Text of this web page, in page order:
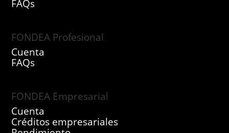
FAQs
FONDEA Profesional
Cuenta
FAQs
FONDEA Empresarial
Cuenta
Créditos empresariales